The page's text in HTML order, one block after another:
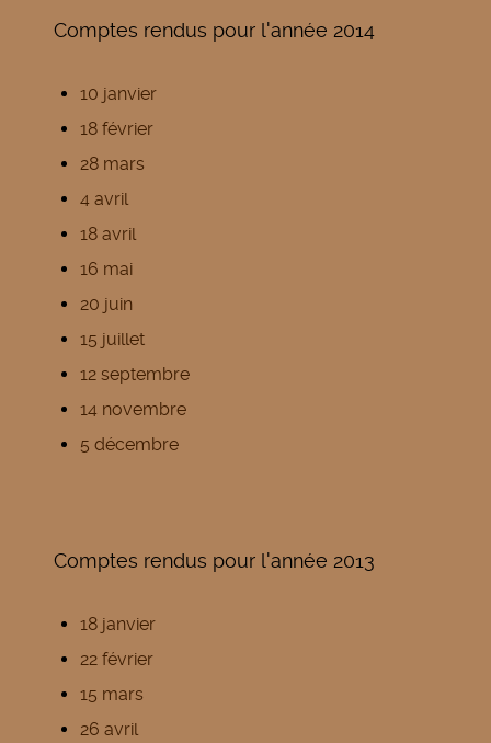
Comptes rendus pour l'année 2014
10 janvier
18 février
28 mars
4 avril
18 avril
16 mai
20 juin
15 juillet
12 septembre
14 novembre
5 décembre
Comptes rendus pour l'année 2013
18 janvier
22 février
15 mars
26 avril